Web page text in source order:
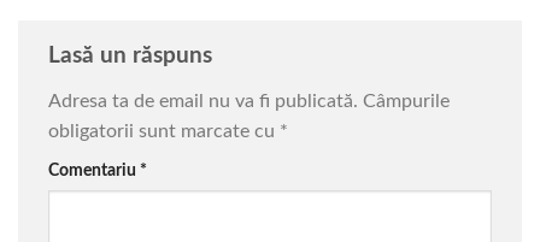
Lasă un răspuns
Adresa ta de email nu va fi publicată. Câmpurile
obligatorii sunt marcate cu *
Comentariu *